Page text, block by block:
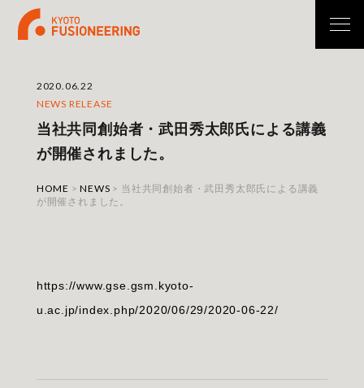
2020.06.22
NEWS RELEASE
当社共同創始者・武田秀太郎氏による講義
が開催されました。
HOME >NEWS > 当社共同創始者・武田秀太郎氏による講義
が開催されました。
https://www.gse.gsm.kyoto-
u.ac.jp/index.php/2020/06/29/2020-06-22/